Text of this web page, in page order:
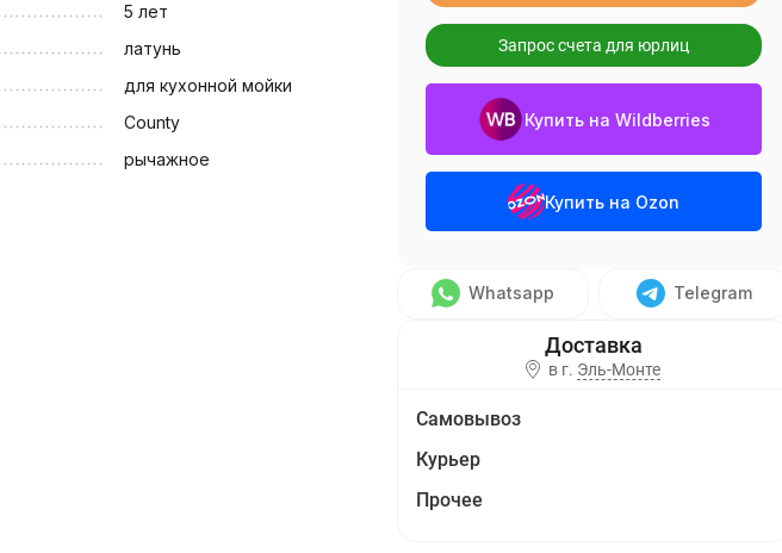
5 лет
латунь
для кухонной мойки
County
рычажное
Запрос счета для юрлиц
Купить на Wildberries
Купить на Ozon
Whatsapp Telegram
в г. Эль-Монте
Самовывоз
Курьер
Прочее